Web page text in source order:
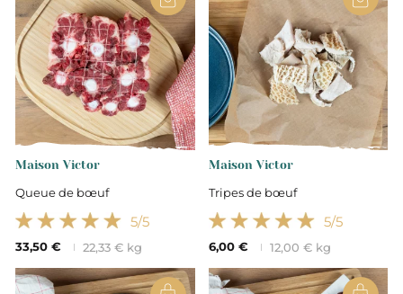
ces régions françaises reconnues pour leur
production de viande de qualité .
Maison Victor
Queue de bœuf
5/5
33,50 € 22,33 € kg
Maison Victor
Tripes de bœuf
5/5
6,00 € 12,00 € kg